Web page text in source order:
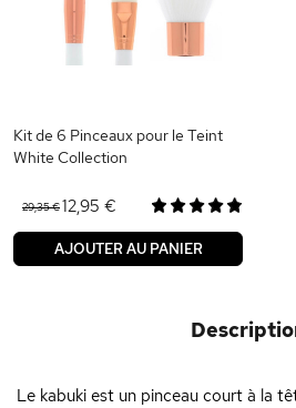
Kit de 6 Pinceaux pour le Teint
White Collection
29,35 €12,95 €
AJOUTER AU PANIER
Le kabuki est un pinceau court à la